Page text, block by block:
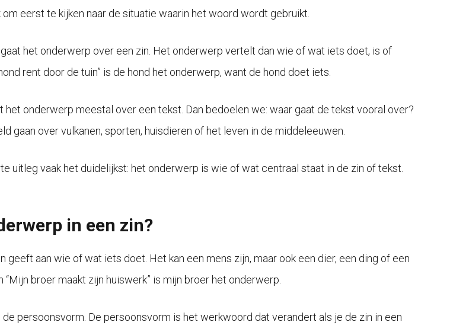
eerst te kijken naar de situatie waarin het woord wordt gebruikt.
het onderwerp over een zin. Het onderwerp vertelt dan wie of wat iets doet, is of
rent door de tuin” is de hond het onderwerp, want de hond doet iets.
het onderwerp meestal over een tekst. Dan bedoelen we: waar gaat de tekst vooral over?
gaan over vulkanen, sporten, huisdieren of het leven in de middeleeuwen.
uitleg vaak het duidelijkst: het onderwerp is wie of wat centraal staat in de zin of tekst.
in een zin?
geeft aan wie of wat iets doet. Het kan een mens zijn, maar ook een dier, een ding of een
“Mijn broer maakt zijn huiswerk” is mijn broer het onderwerp.
persoonsvorm. De persoonsvorm is het werkwoord dat verandert als je de zin in een